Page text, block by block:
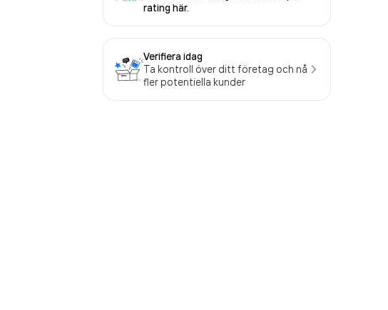
rating här.
Verifiera idag
Ta kontroll över ditt företag och nå
fler potentiella kunder